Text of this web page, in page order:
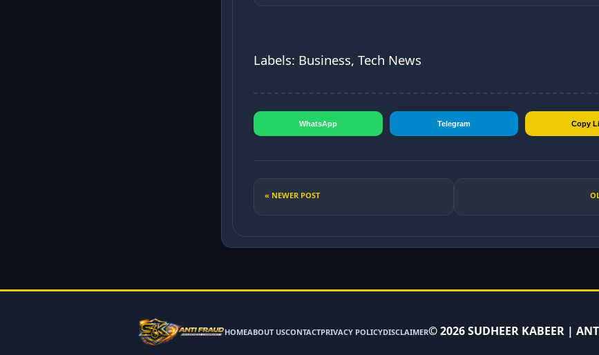
Labels: Business, Tech News
WhatsApp Telegram Copy
« NEWER POST
HOMEABOUT USCONTACTPRIVACY POLICYDISCLAIMER©2026SUDHEER KABEER |